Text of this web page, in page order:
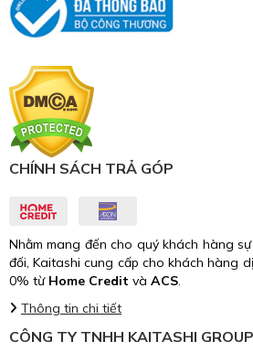
CHÍNH SÁCH TRẢ GÓP
Nhằm mang đến cho quý khách hàng
đối, Kaitashi cung cấp cho khách hàng
0% từ Home Credit và ACS.
Thông tin chi tiết
CÔNG TY TNHH KAITASHI GROUP